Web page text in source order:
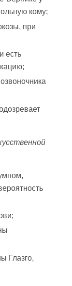
кому;
при
есть
Глазго,